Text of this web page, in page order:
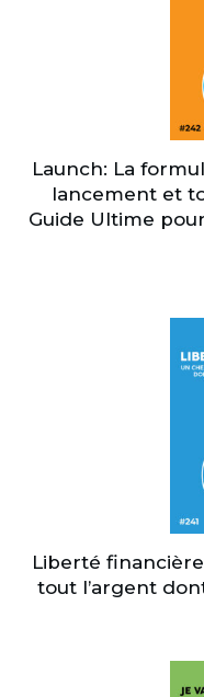
Launch: La
lancement et
Guide Ultime
Liberté
tout l’argent